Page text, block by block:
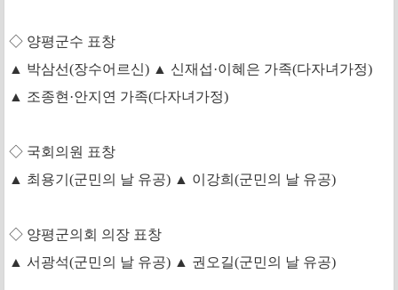
◇ 양평군수 표창
▲ 박삼선(장수어르신) ▲ 신재섭·이혜은 가족(다자녀가정)
▲ 조종현·안지연 가족(다자녀가정)
◇ 국회의원 표창
▲ 최용기(군민의 날 유공) ▲ 이강희(군민의 날 유공)
◇ 양평군의회 의장 표창
▲ 서광석(군민의 날 유공) ▲ 권오길(군민의 날 유공)